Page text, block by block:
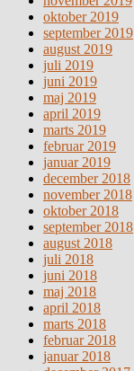
oktober 2019
september 2019
august 2019
juli 2019
juni 2019
maj 2019
april 2019
marts 2019
februar 2019
januar 2019
december 2018
november 2018
oktober 2018
september 2018
august 2018
juli 2018
juni 2018
maj 2018
april 2018
marts 2018
februar 2018
januar 2018